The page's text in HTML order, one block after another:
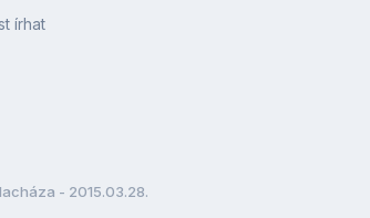
írhat
- 2015.03.28.